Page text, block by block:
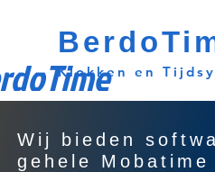
Klokken en
Wij bieden
gehele